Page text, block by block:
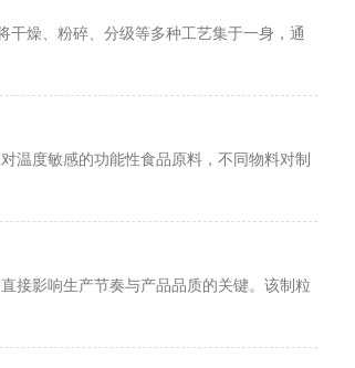
燥、粉碎、分级等多种工艺集于一身，通
温度敏感的功能性食品原料，不同物料对制
接影响生产节奏与产品品质的关键。该制粒